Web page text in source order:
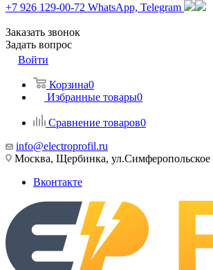
+7 926 129-00-72 WhatsApp, Telegram
Заказать звонок
Задать вопрос
Войти
Корзина0
Избранные товары0
Сравнение товаров0
info@electroprofil.ru
Москва, Щербинка, ул.Симферопольское
Вконтакте